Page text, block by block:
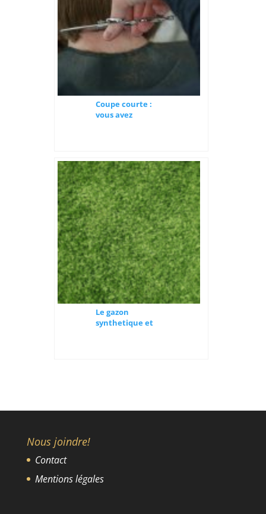
Coupe courte :
vous avez
Le gazon
synthetique et
Nous joindre!
Contact
Mentions légales